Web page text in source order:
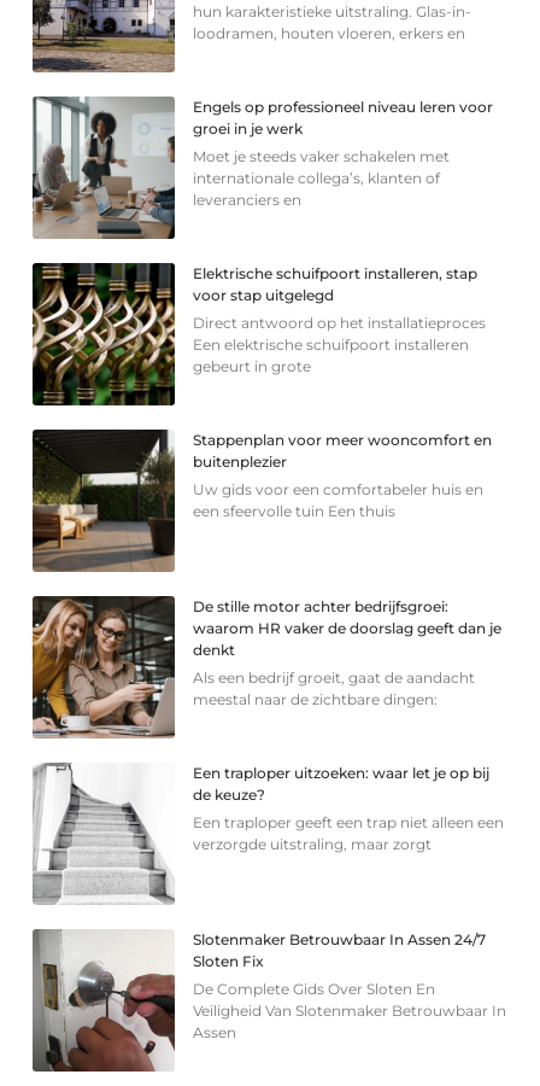
hun karakteristieke uitstraling. Glas-in-
loodramen, houten vloeren, erkers en
Engels op professioneel niveau leren voor
groei in je werk
Moet je steeds vaker schakelen met
internationale collega’s, klanten of
leveranciers en
Elektrische schuifpoort installeren, stap
voor stap uitgelegd
Direct antwoord op het installatieproces
Een elektrische schuifpoort installeren
gebeurt in grote
Stappenplan voor meer wooncomfort en
buitenplezier
Uw gids voor een comfortabeler huis en
een sfeervolle tuin Een thuis
De stille motor achter bedrijfsgroei:
waarom HR vaker de doorslag geeft dan je
denkt
Als een bedrijf groeit, gaat de aandacht
meestal naar de zichtbare dingen:
Een traploper uitzoeken: waar let je op bij
de keuze?
Een traploper geeft een trap niet alleen een
verzorgde uitstraling, maar zorgt
Slotenmaker Betrouwbaar In Assen 24/7
Sloten Fix
De Complete Gids Over Sloten En
Veiligheid Van Slotenmaker Betrouwbaar In
Assen